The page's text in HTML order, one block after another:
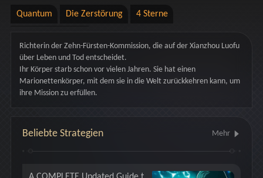
Quantum Die Zerstörung 4 Sterne
Richterin der Zehn-Fürsten-Kommission, die auf der Xianzhou Luofu
über Leben und Tod entscheidet.
Ihr Körper starb schon vor vielen Jahren. Sie hat einen
Marionettenkörper, mit dem sie in die Welt zurückkehren kann, um
ihre Mission zu erfüllen.
Beliebte Strategien Mehr